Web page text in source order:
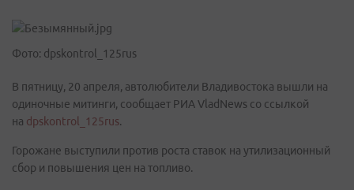
Фото: dpskontrol_125rus
В пятницу, 20 апреля, автолюбители Владивостока вышли на
одиночные митинги, сообщает РИА VladNews со ссылкой
на dpskontrol_125rus.
Горожане выступили против роста ставок на утилизационный
сбор и повышения цен на топливо.